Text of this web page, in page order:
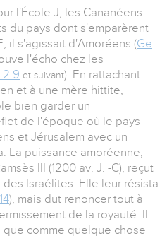
l'École J, les Cananéens
du pays dont s'emparèrent
il s'agissait d'Amoréens (Ge
l'écho chez les
2:9 et suivant). En rattachant
et à une mère hittite,
bien garder un
de l'époque où le pays
et Jérusalem avec un
La puissance amoréenne,
III (1200 av. J. -C), reçut
Israélites. Elle leur résista
), mais dut renoncer tout à
de la royauté. Il
comme quelque chose